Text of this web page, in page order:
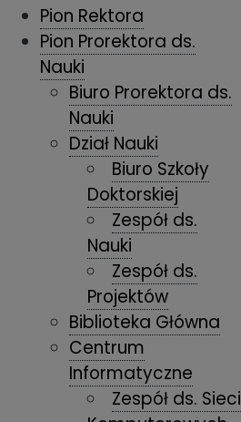
Pion Rektora
Pion Prorektora ds.
Nauki
Biuro Prorektora ds.
Nauki
Dział Nauki
Biuro Szkoły
Doktorskiej
Zespół ds.
Nauki
Zespół ds.
Projektów
Biblioteka Główna
Centrum
Informatyczne
Zespół ds. Sieci